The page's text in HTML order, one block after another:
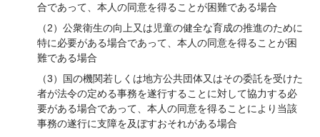
合であって、本人の同意を得ることが困難である場合
（2）公衆衛生の向上又は児童の健全な育成の推進のために
特に必要がある場合であって、本人の同意を得ることが困
難である場合
（3）国の機関若しくは地方公共団体又はその委託を受けた
者が法令の定める事務を遂行することに対して協力する必
要がある場合であって、本人の同意を得ることにより当該
事務の遂行に支障を及ぼすおそれがある場合